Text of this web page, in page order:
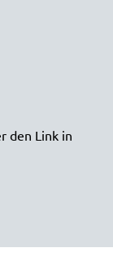
den Link in